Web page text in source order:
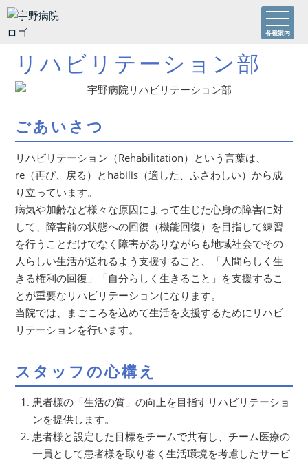
各種案内
リハビリテーション部
ごあいさつ
リハビリテーション（Rehabilitation）という言葉は、
re（再び、戻る）とhabilis（適した、ふさわしい）から成
り立っています。
病気や加齢など様々な原因によって生じた心身の障害に対
して、障害前の状態への回復（機能回復）を目指して練習
を行うことだけでなく障害がありながらも地域社会でその
人らしい生活が送れるよう支援すること、「人間らしく生
きる権利の回復」「自分らしく生きること」を支援するこ
とが重要なリハビリテーションになります。
当院では、まごころを込めて生活を支援するためにリハビ
リテーションを行います。
スタッフの心構え
患者様の「生活の質」の向上を目指すリハビリテーショ
ンを提供します。
患者様と設定した目標をチームで共有し、チーム医療の
一員として患者様を取り巻く生活環境を考慮したサービ